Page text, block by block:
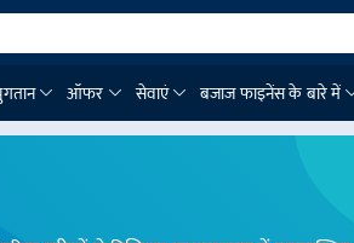
ऑफर सेवाएं बजाज फाइनेंस के बारे में